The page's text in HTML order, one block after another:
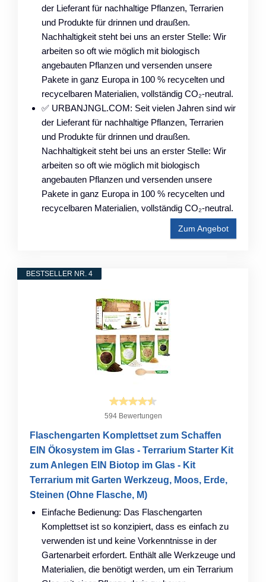
der Lieferant für nachhaltige Pflanzen, Terrarien
und Produkte für drinnen und draußen.
Nachhaltigkeit steht bei uns an erster Stelle: Wir
arbeiten so oft wie möglich mit biologisch
angebauten Pflanzen und versenden unsere
Pakete in ganz Europa in 100 % recycelten und
recycelbaren Materialien, vollständig CO₂-neutral.
✅ URBANJNGL.COM: Seit vielen Jahren sind wir
der Lieferant für nachhaltige Pflanzen, Terrarien
und Produkte für drinnen und draußen.
Nachhaltigkeit steht bei uns an erster Stelle: Wir
arbeiten so oft wie möglich mit biologisch
angebauten Pflanzen und versenden unsere
Pakete in ganz Europa in 100 % recycelten und
recycelbaren Materialien, vollständig CO₂-neutral.
Zum Angebot
BESTSELLER NR. 4
594 Bewertungen
Flaschengarten Komplettset zum Schaffen
EIN Ökosystem im Glas - Terrarium Starter Kit
zum Anlegen EIN Biotop im Glas - Kit
Terrarium mit Garten Werkzeug, Moos, Erde,
Steinen (Ohne Flasche, M)
Einfache Bedienung: Das Flaschengarten
Komplettset ist so konzipiert, dass es einfach zu
verwenden ist und keine Vorkenntnisse in der
Gartenarbeit erfordert. Enthält alle Werkzeuge und
Materialien, die benötigt werden, um ein Terrarium